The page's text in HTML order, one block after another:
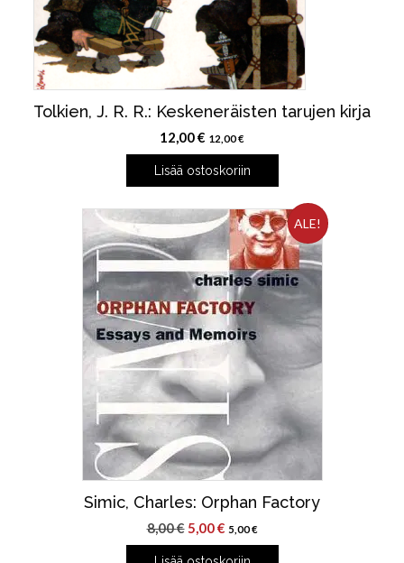
Tolkien, J. R. R.: Keskeneräisten tarujen kirja
12,00€ 12,00€
Lisää ostoskoriin
ALE!
Simic, Charles: Orphan Factory
8,00€ Alkuperäinen
hinta
5,00€Nykyinen
hinta
5,00€